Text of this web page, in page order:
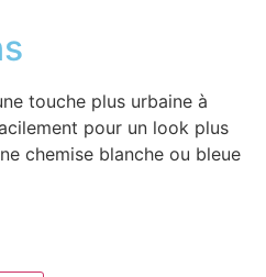
touche plus urbaine à
pour un look plus
chemise blanche ou bleue